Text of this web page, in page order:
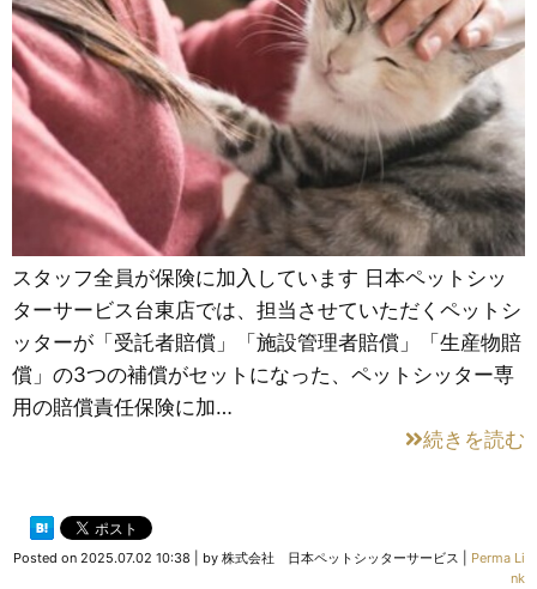
スタッフ全員が保険に加入しています 日本ペットシッ
ターサービス台東店では、担当させていただくペットシ
ッターが「受託者賠償」「施設管理者賠償」「生産物賠
償」の3つの補償がセットになった、ペットシッター専
用の賠償責任保険に加…
続きを読む
Posted on 2025.07.02 10:38 by 株式会社 日本ペットシッターサービス
Perma Li
nk